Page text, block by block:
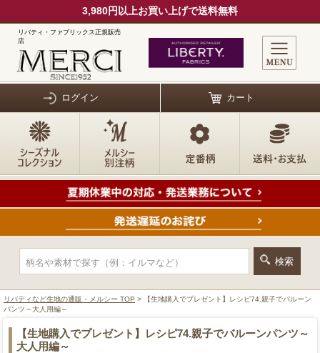
3,980円以上お買い上げで送料無料
リバティ・ファブリックス正規販売
店
ログイン カート
リバティなど生地の通販・メルシー TOP > 【生地購入でプレゼント】レシピ74.親子でバルーン
パンツ～大人用編～
【生地購入でプレゼント】レシピ74.親子でバルーンパンツ～
大人用編～